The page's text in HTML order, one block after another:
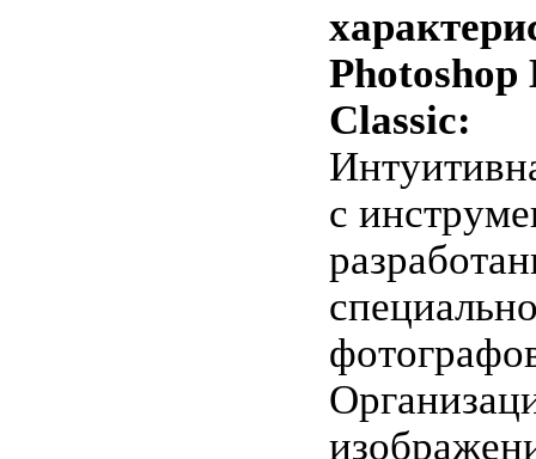
Classic:
с